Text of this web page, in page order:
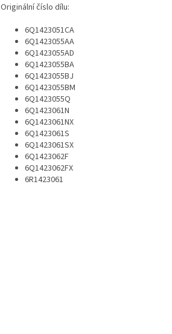
Originální číslo dílu:
6Q1423051CA
6Q1423055AA
6Q1423055AD
6Q1423055BA
6Q1423055BJ
6Q1423055BM
6Q1423055Q
6Q1423061N
6Q1423061NX
6Q1423061S
6Q1423061SX
6Q1423062F
6Q1423062FX
6R1423061